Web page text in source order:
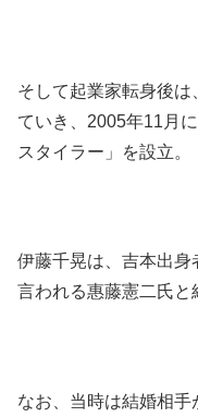
そして起業家転身後
ていき、2005年11月
スタイラー」を設立。
伊藤千晃は、吉本出身
言われる惠藤憲二氏と
なお、当時は結婚相